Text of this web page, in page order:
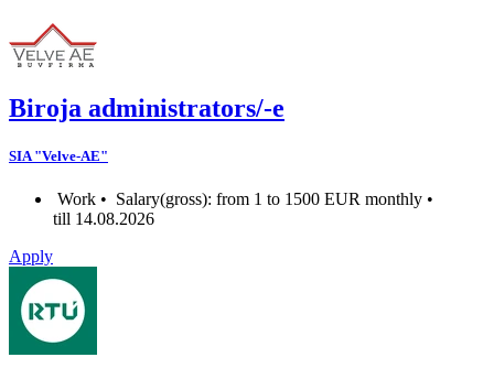
Biroja administrators/-e
SIA "Velve-AE"
Work • Salary(gross): from 1 to 1500 EUR monthly •
till 14.08.2026
Apply